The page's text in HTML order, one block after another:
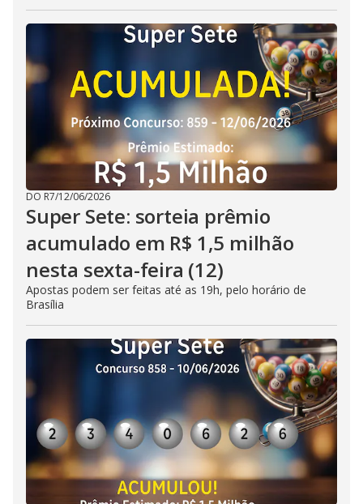
DO R7/12/06/2026
Super Sete: sorteia prêmio
acumulado em R$ 1,5 milhão
nesta sexta-feira (12)
Apostas podem ser feitas até as 19h, pelo horário de
Brasília